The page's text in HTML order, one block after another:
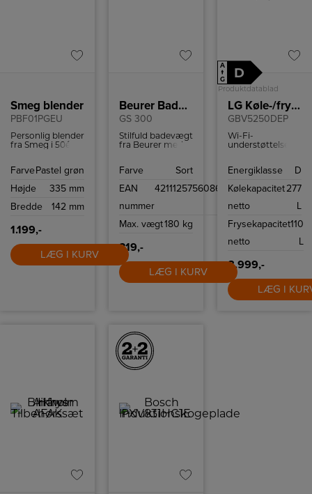
Smeg blender
PBF01PGEU
Personlig blender
fra Smeg i 50ér
to hastigheder.
FarvePastel grøn
Højde
335 mm
Bredde
142 mm
1.199,-
LÆG I KURV
Beurer Badevægt
GS 300
Stilfuld badevægt
fra Beurer med
silikoneoverflade
vægtkapacitet på
Farve
Sort
EAN
nummer
4211125756086
Max. vægt180 kg
319,-
LÆG I KURV
A
↑
G
D
Produktdatablad
LG Køle-/fryseskab
GBV5250DEP
Wi-Fi-
understøttelse,
smartphone og
kan du fjernstyre
så dit kabinet er
behov.
Energiklasse
D
Kølekapacitet
netto
277
L
Frysekapacitet
netto
110
L
8.999,-
LÆG I